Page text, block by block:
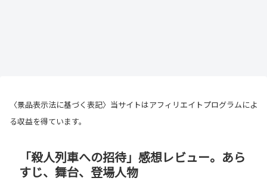
〈景品表示法に基づく表記〉当サイトはアフィリエイトプログラムによ
る収益を得ています。
「殺人列車への招待」感想レビュー。あら
すじ、舞台、登場人物